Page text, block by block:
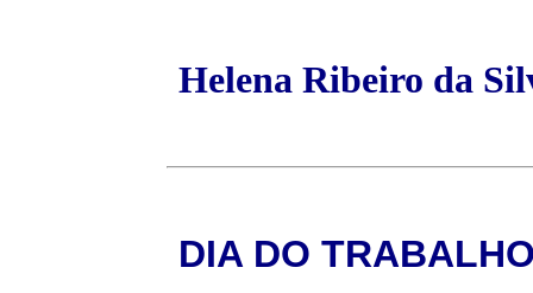
Helena Ribeiro da
DIA DO